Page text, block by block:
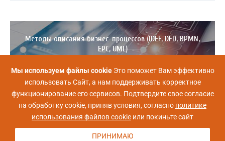
Методы описания бизнес-процессов (IDEF, DFD, BPMN,
EPC, UML)
Ближайшая дата курса
10 сентября, 2026
Длительность обучения
10 ак.часов
Стоимость обучения
Мы используем файлы cookieЭто поможет Вам эффективно
использовать Сайт, а нам поддерживать корректное
функционирование его сервисов. Подтвердите свое согласие
на обработку cookie, приняв условия, согласно политике
использования файлов cookie или покиньте сайт
ПРИНИМАЮ